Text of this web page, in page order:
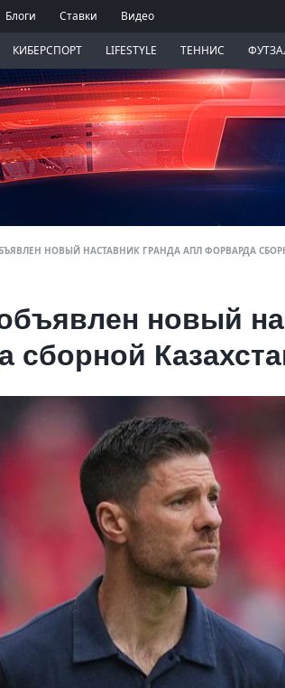
Блоги Ставки Видео
КИБЕРСПОРТ LIFESTYLE ТЕННИС
НОВЫЙ НАСТАВНИК ГРАНДА АПЛ ФОРВАРДА
новый